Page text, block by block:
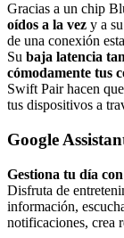
Gracias a un chip
oídos a la vez y a
de una conexión
Su baja latencia
cómodamente tus
Swift Pair hacen
tus dispositivos a
Google
Gestiona tu día
Disfruta de
información,
notificaciones, crea